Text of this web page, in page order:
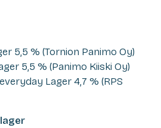
5,5 % (Tornion Panimo Oy)
5,5 % (Panimo Kiiski Oy)
Lager 4,7 % (RPS